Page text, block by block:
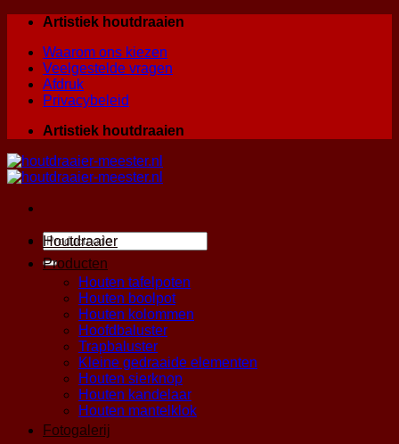
Skip
content
Artistiek houtdraaien
Waarom ons kiezen
Veelgestelde vragen
Afdruk
Privacybeleid
Artistiek houtdraaien
Zoeken
naar:
Houtdraaier
Producten
Houten tafelpoten
Houten boolpot
Houten kolommen
Hoofdbaluster
Trapbaluster
Kleine gedraaide elementen
Houten sierknop
Houten kandelaar
Houten mantelklok
Fotogalerij